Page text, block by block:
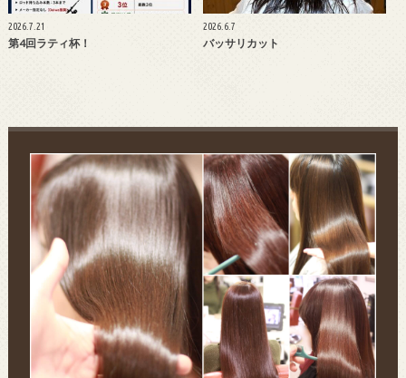
2026.7.21
第4回ラティ杯！
2026.6.7
バッサリカット